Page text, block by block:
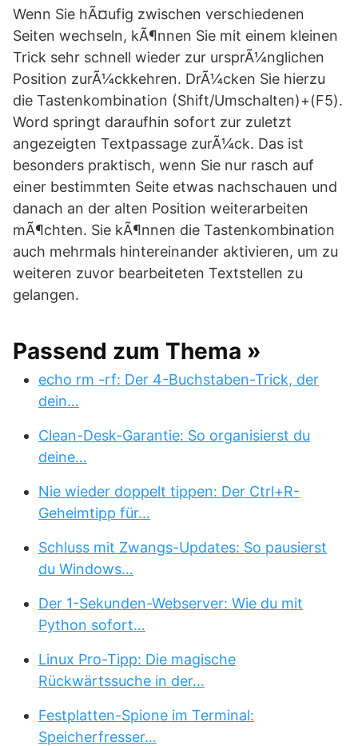
Wenn Sie hÃ¤ufig zwischen verschiedenen
Seiten wechseln, kÃ¶nnen Sie mit einem kleinen
Trick sehr schnell wieder zur ursprÃ¼nglichen
Position zurÃ¼ckkehren. DrÃ¼cken Sie hierzu
die Tastenkombination (Shift/Umschalten)+(F5).
Word springt daraufhin sofort zur zuletzt
angezeigten Textpassage zurÃ¼ck. Das ist
besonders praktisch, wenn Sie nur rasch auf
einer bestimmten Seite etwas nachschauen und
danach an der alten Position weiterarbeiten
mÃ¶chten. Sie kÃ¶nnen die Tastenkombination
auch mehrmals hintereinander aktivieren, um zu
weiteren zuvor bearbeiteten Textstellen zu
gelangen.
Passend zum Thema »
echo rm -rf: Der 4-Buchstaben-Trick, der
dein…
Clean-Desk-Garantie: So organisierst du
deine…
Nie wieder doppelt tippen: Der Ctrl+R-
Geheimtipp für…
Schluss mit Zwangs-Updates: So pausierst
du Windows…
Der 1-Sekunden-Webserver: Wie du mit
Python sofort…
Linux Pro-Tipp: Die magische
Rückwärtssuche in der…
Festplatten-Spione im Terminal:
Speicherfresser…